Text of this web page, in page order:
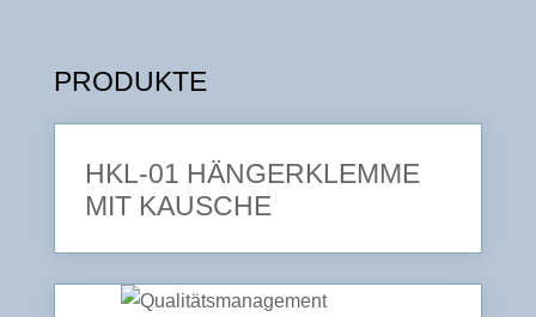
PRODUKTE
HKL-01 HÄNGERKLEMME
MIT KAUSCHE